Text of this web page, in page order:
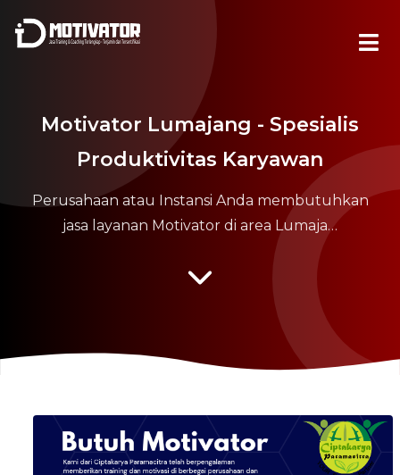
Motivator Lumajang - Spesialis
Produktivitas Karyawan
Perusahaan atau Instansi Anda membutuhkan
jasa layanan Motivator di area Lumaja…